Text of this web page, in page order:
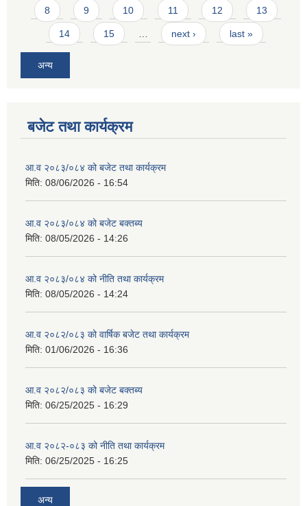
8 9 10 11 12 13
14 15 next › last »
अन्य
बजेट तथा कार्यक्रम
आ.व २०८३/०८४ को बजेट तथा कार्यक्रम
मिति: 08/06/2026 - 16:54
आ.व २०८३/०८४ को बजेट बक्तब्य
मिति: 08/05/2026 - 14:26
आ.व २०८३/०८४ को नीति तथा कार्यक्रम
मिति: 08/05/2026 - 14:24
आ.व २०८२/०८३ को वार्षिक बजेट तथा कार्यक्रम
मिति: 01/06/2026 - 16:36
आ.व २०८२/०८३ को बजेट बक्तब्य
मिति: 06/25/2025 - 16:29
आ.व २०८२-०८३ को नीति तथा कार्यक्रम
मिति: 06/25/2025 - 16:25
अन्य